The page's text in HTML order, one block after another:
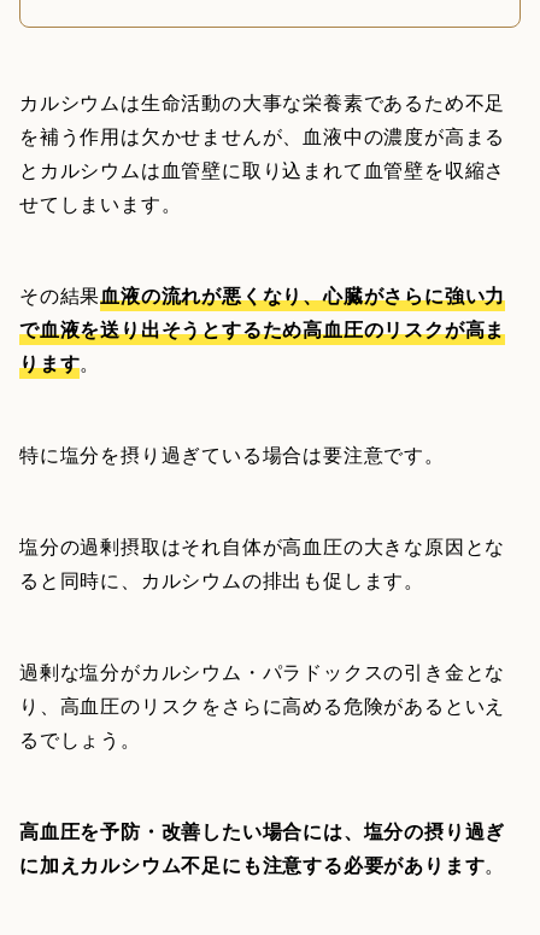
カルシウムは生命活動の大事な栄養素であるため不足
を補う作用は欠かせませんが、血液中の濃度が高まる
とカルシウムは血管壁に取り込まれて血管壁を収縮さ
せてしまいます。
その結果血液の流れが悪くなり、心臓がさらに強い力
で血液を送り出そうとするため高血圧のリスクが高ま
ります。
特に塩分を摂り過ぎている場合は要注意です。
塩分の過剰摂取はそれ自体が高血圧の大きな原因とな
ると同時に、カルシウムの排出も促します。
過剰な塩分がカルシウム・パラドックスの引き金とな
り、高血圧のリスクをさらに高める危険があるといえ
るでしょう。
高血圧を予防・改善したい場合には、塩分の摂り過ぎ
に加えカルシウム不足にも注意する必要があります。